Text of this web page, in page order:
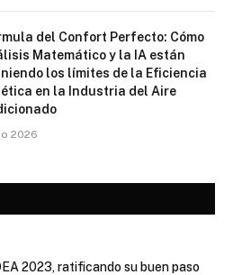
del Confort Perfecto: Cómo
Matemático y la IA están
los límites de la Eficiencia
en la Industria del Aire
2026
2023, ratificando su buen paso